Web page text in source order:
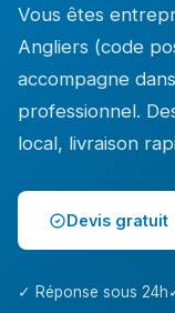
Vous êtes
Angliers (code
accompagne
professionnel.
local, livraison
Devis gratuit
✓ Réponse sous 24h